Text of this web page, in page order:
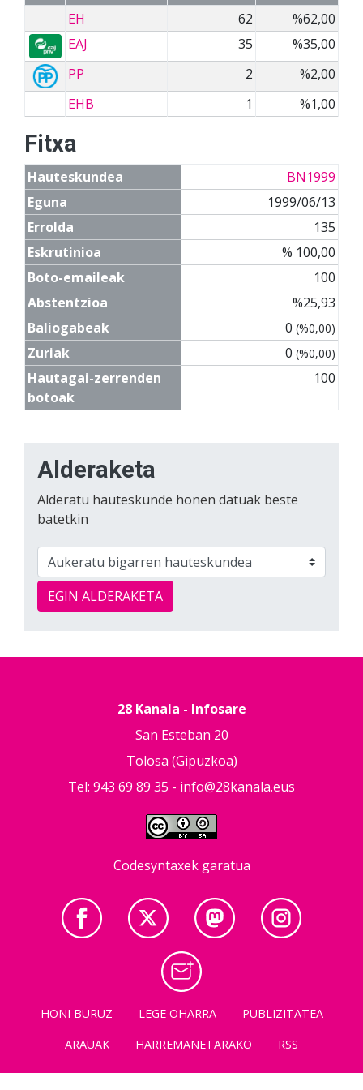
EH
62
%62,00
EAJ
35
%35,00
PP
2
%2,00
EHB
1 %1,00
Fitxa
Hauteskundea
BN1999
Eguna
1999/06/13
Errolda
135
Eskrutinioa
% 100,00
Boto-emaileak
100
Abstentzioa
%25,93
Baliogabeak
0 (%0,00)
Zuriak 0 (%0,00)
Hautagai-zerrenden
botoak
100
Alderaketa
Alderatu hauteskunde honen datuak beste
batetkin
EGIN ALDERAKETA
28 Kanala - Infosare
San Esteban 20
Tolosa (Gipuzkoa)
Tel: 943 69 89 35 - info@28kanala.eus
Codesyntaxek garatua
HONI BURUZ LEGE OHARRA
PUBLIZITATEA
ARAUAK
HARREMANETARAKO RSS